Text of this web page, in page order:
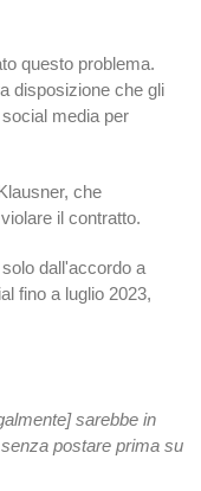
questo problema.
disposizione che gli
media per
che
il contratto.
dall'accordo a
fino a luglio 2023,
sarebbe in
postare prima su